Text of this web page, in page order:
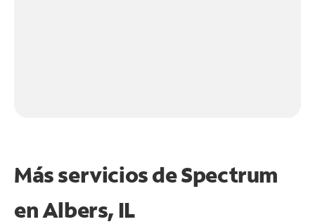
Más servicios de Spectrum
enAlbers, IL